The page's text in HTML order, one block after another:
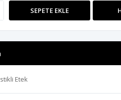
SEPETE EKLE
Etek